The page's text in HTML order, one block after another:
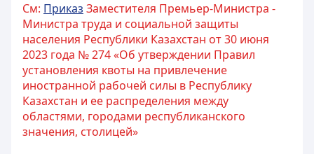
См: Приказ Заместителя Премьер-Министра -
Министра труда и социальной защиты
населения Республики Казахстан от 30 июня
2023 года № 274 «Об утверждении Правил
установления квоты на привлечение
иностранной рабочей силы в Республику
Казахстан и ее распределения между
областями, городами республиканского
значения, столицей»